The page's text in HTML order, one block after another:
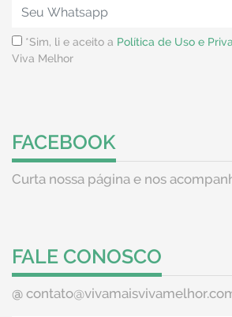
*Sim, li e aceito a Política de Uso e
Viva Melhor
FACEBOOK
Curta nossa página e nos
FALE CONOSCO
@